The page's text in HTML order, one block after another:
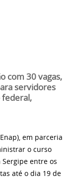
com 30 vagas,
servidores
federal,
em parceria
o curso
Sergipe entre os
até o dia 19 de